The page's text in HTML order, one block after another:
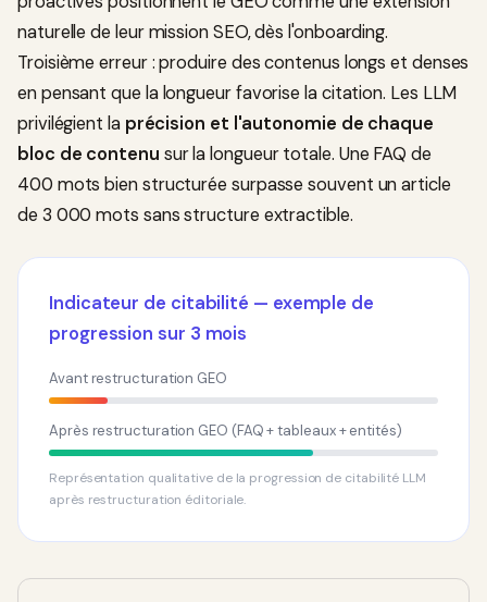
naturelle de leur mission SEO, dès l'onboarding.
Troisième erreur : produire des contenus longs et denses
en pensant que la longueur favorise la citation. Les LLM
privilégient la précision et l'autonomie de chaque
bloc de contenu sur la longueur totale. Une FAQ de
400 mots bien structurée surpasse souvent un article
de 3 000 mots sans structure extractible.
Indicateur de citabilité — exemple de
progression sur 3 mois
Avant restructuration GEO
Après restructuration GEO (FAQ + tableaux + entités)
Représentation qualitative de la progression de citabilité LLM
après restructuration éditoriale.